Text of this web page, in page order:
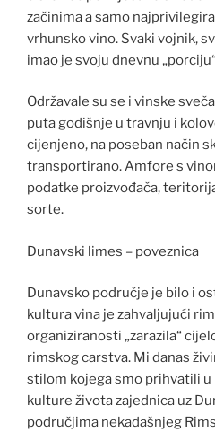
začinima a samo
vrhunsko vino. Svaki vojnik,
imao je svoju dnevnu
Održavale su se i vinske
puta godišnje u travnju i
cijenjeno, na poseban način
transportirano. Amfore s
podatke proizvođača,
sorte.
Dunavski limes – poveznica
Dunavsko područje je bilo i
kultura vina je zahvaljujući
organiziranosti „zarazila“
rimskog carstva. Mi danas
stilom kojega smo prihvatili u
kulture života zajednica uz
područjima nekadašnjeg